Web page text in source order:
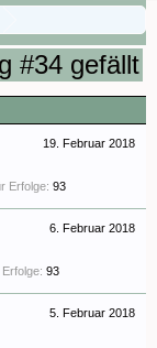
52
#34 gefällt
19. Februar 2018
Erfolge: 93
6. Februar 2018
93
5. Februar 2018